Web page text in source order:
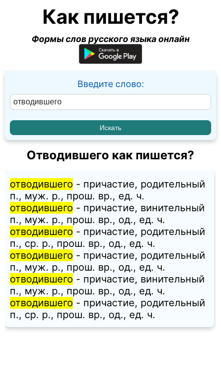
Как пишется?
Формы слов русского языка онлайн
Введите слово:
Отводившего как пишется?
отводившего - причастие, родительный
п., муж. p., прош. вр., ед. ч.
отводившего - причастие, винительный
п., муж. p., прош. вр., од., ед. ч.
отводившего - причастие, родительный
п., ср. p., прош. вр., од., ед. ч.
отводившего - причастие, родительный
п., муж. p., прош. вр., од., ед. ч.
отводившего - причастие, винительный
п., муж. p., прош. вр., од., ед. ч.
отводившего - причастие, родительный
п., ср. p., прош. вр., од., ед. ч.